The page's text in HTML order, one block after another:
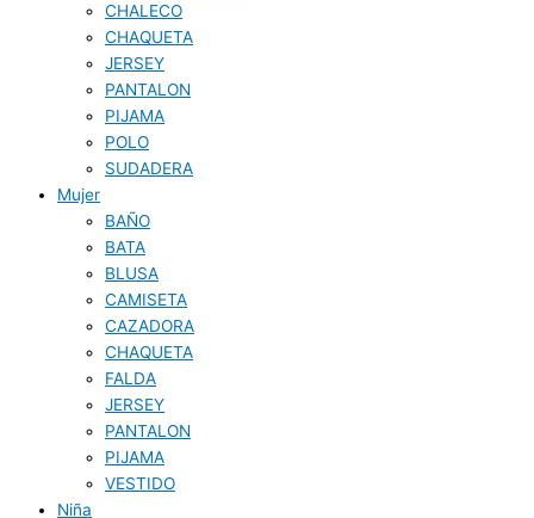
CHALECO
CHAQUETA
JERSEY
PANTALON
PIJAMA
POLO
SUDADERA
Mujer
BAÑO
BATA
BLUSA
CAMISETA
CAZADORA
CHAQUETA
FALDA
JERSEY
PANTALON
PIJAMA
VESTIDO
Niña